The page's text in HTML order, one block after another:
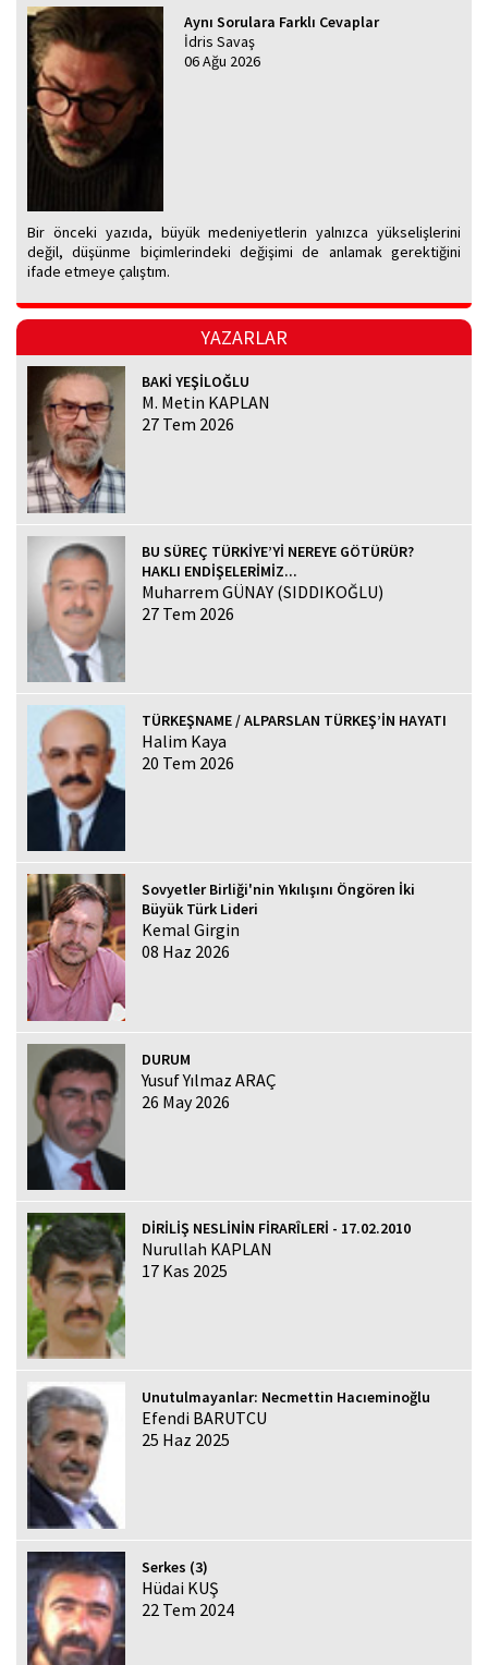
Aynı Sorulara Farklı Cevaplar
İdris Savaş
06 Ağu 2026
Bir önceki yazıda, büyük medeniyetlerin yalnızca yükselişlerini
değil, düşünme biçimlerindeki değişimi de anlamak gerektiğini
ifade etmeye çalıştım.
YAZARLAR
BAKİ YEŞİLOĞLU
M. Metin KAPLAN
27 Tem 2026
BU SÜREÇ TÜRKİYE’Yİ NEREYE GÖTÜRÜR?
HAKLI ENDİŞELERİMİZ...
Muharrem GÜNAY (SIDDIKOĞLU)
27 Tem 2026
TÜRKEŞNAME / ALPARSLAN TÜRKEŞ’İN HAYATI
Halim Kaya
20 Tem 2026
Sovyetler Birliği'nin Yıkılışını Öngören İki
Büyük Türk Lideri
Kemal Girgin
08 Haz 2026
DURUM
Yusuf Yılmaz ARAÇ
26 May 2026
DİRİLİŞ NESLİNİN FİRARÎLERİ - 17.02.2010
Nurullah KAPLAN
17 Kas 2025
Unutulmayanlar: Necmettin Hacıeminoğlu
Efendi BARUTCU
25 Haz 2025
Serkes (3)
Hüdai KUŞ
22 Tem 2024